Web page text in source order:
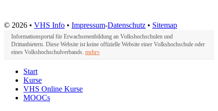
© 2026 • VHS Info • Impressum-Datenschutz • Sitemap
Informationsportal für Erwachsenenbildung an Volkshochschulen und
Drittanbietern. Diese Website ist keine offizielle Website einer Volkshochschule oder
eines Volkshochschulverbands. mehr»
Start
Kurse
VHS Online Kurse
MOOCs